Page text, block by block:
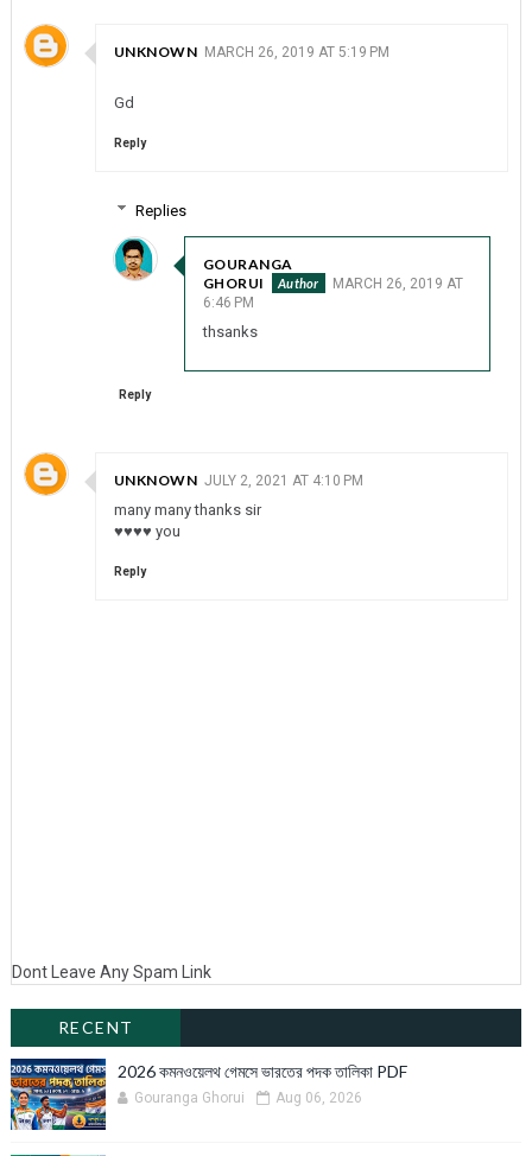
UNKNOWN MARCH 26, 2019 AT 5:19 PM
Gd
Reply
Replies
GOURANGA
GHORUI
MARCH 26, 2019 AT
6:46 PM
thsanks
Reply
UNKNOWN JULY 2, 2021 AT 4:10 PM
many many thanks sir
♥♥♥♥ you
Reply
Dont Leave Any Spam Link
RECENT
2026 কমনওয়েলথ গেমসে ভারতের পদক তালিকা PDF
Gouranga Ghorui Aug 06, 2026